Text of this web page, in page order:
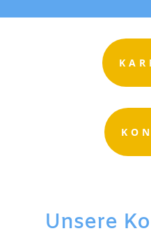
Unsere